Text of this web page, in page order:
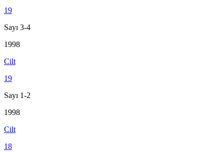
19
Sayı 3-4
1998
Cilt
19
Sayı 1-2
1998
Cilt
18